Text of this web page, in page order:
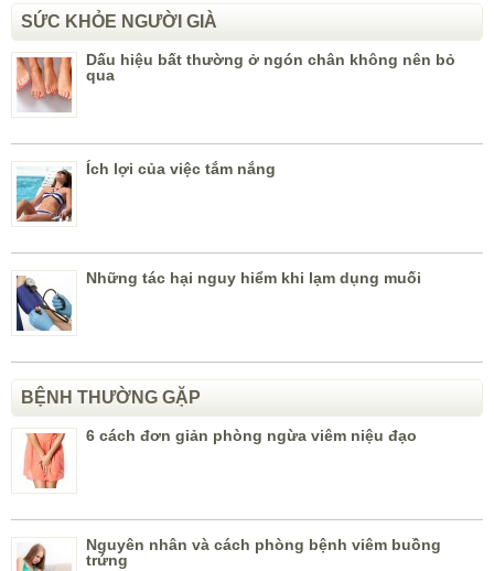
SỨC KHỎE NGƯỜI GIÀ
Dấu hiệu bất thường ở ngón chân không nên bỏ
qua
Ích lợi của việc tắm nắng
Những tác hại nguy hiểm khi lạm dụng muối
BỆNH THƯỜNG GẶP
6 cách đơn giản phòng ngừa viêm niệu đạo
Nguyên nhân và cách phòng bệnh viêm buồng
trứng